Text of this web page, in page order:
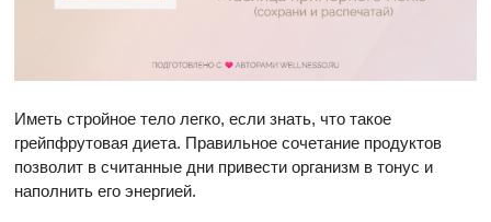
Иметь стройное тело легко, если знать, что такое
грейпфрутовая диета. Правильное сочетание продуктов
позволит в считанные дни привести организм в тонус и
наполнить его энергией.